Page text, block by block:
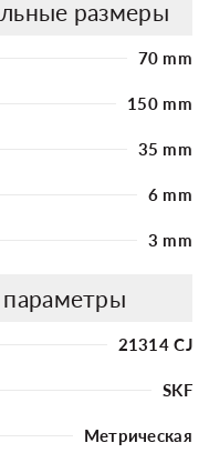
размеры
70 mm
150 mm
35 mm
6 mm
3 mm
21314 CJ
SKF
Метрическая